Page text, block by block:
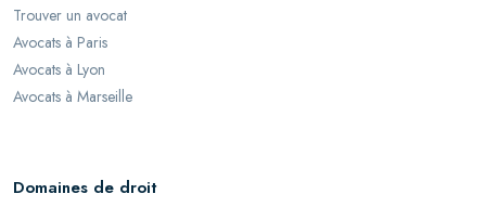
Trouver un avocat
Avocats à Paris
Avocats à Lyon
Avocats à Marseille
Domaines de droit